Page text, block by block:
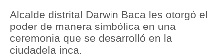
Política
Tu Dinero
Finanzas Personales
Alcalde distrital Darwin Baca les otorgó el
poder de manera simbólica en una
ceremonia que se desarrolló en la
ciudadela inca.